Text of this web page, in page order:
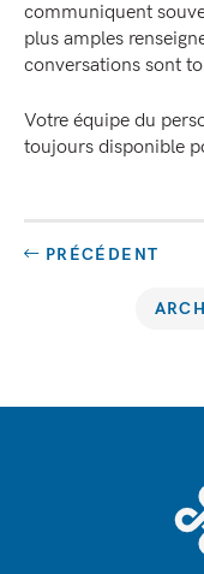
communiquent
plus amples
conversations sont
Votre équipe du
toujours disponible
PRÉCÉDENT